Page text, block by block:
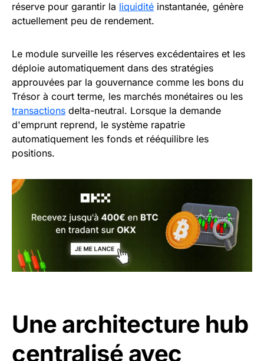
réserve pour garantir la liquidité instantanée, génère
actuellement peu de rendement.
Le module surveille les réserves excédentaires et les
déploie automatiquement dans des stratégies
approuvées par la gouvernance comme les bons du
Trésor à court terme, les marchés monétaires ou les
transactions delta-neutral. Lorsque la demande
d'emprunt reprend, le système rapatrie
automatiquement les fonds et rééquilibre les
positions.
Une architecture hub
centralisé avec